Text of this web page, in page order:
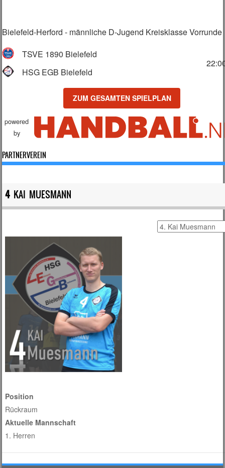
4 KAI MUESMANN
Position
Rückraum
Aktuelle Mannschaft
1. Herren
Bielefeld-Herford - männliche D-Jugend Kreisklasse Vorrunde
TSVE 1890 Bielefeld
HSG EGB Bielefeld
ZUM GESAMTEN SPIELPLAN
powered
by
PARTNERVEREIN